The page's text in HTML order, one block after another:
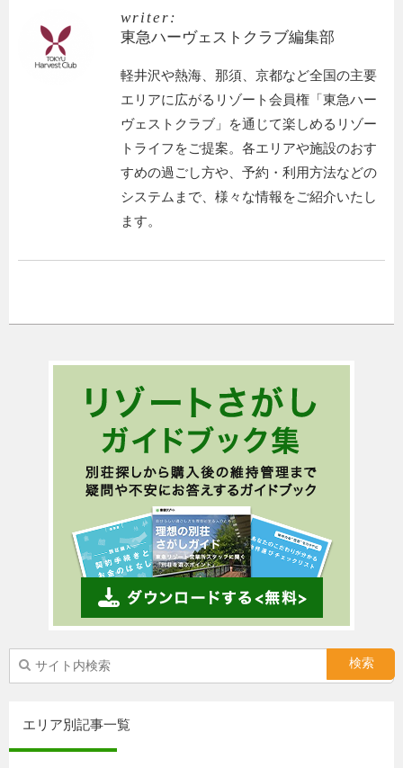
writer:
東急ハーヴェストクラブ編集部
軽井沢や熱海、那須、京都など全国の主要
エリアに広がるリゾート会員権「東急ハー
ヴェストクラブ」を通じて楽しめるリゾー
トライフをご提案。各エリアや施設のおす
すめの過ごし方や、予約・利用方法などの
システムまで、様々な情報をご紹介いたし
ます。
エリア別記事一覧